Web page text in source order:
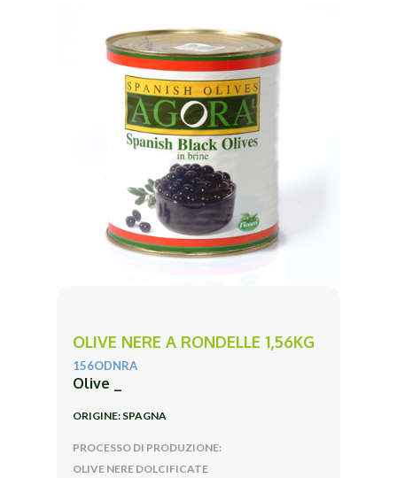
OLIVE NERE A RONDELLE 1,56KG
156ODNRA
Olive _
ORIGINE: SPAGNA
PROCESSO DI PRODUZIONE:
OLIVE NERE DOLCIFICATE